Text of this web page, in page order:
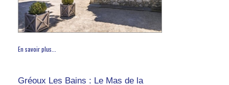
En savoir plus...
Gréoux Les Bains : Le Mas de la